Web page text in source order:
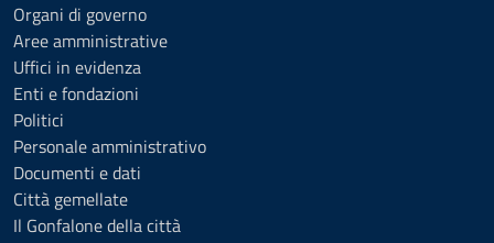
Organi di governo
Aree amministrative
Uffici in evidenza
Enti e fondazioni
Politici
Personale amministrativo
Documenti e dati
Città gemellate
Il Gonfalone della città